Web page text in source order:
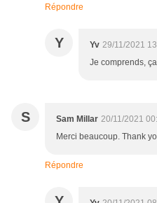
Répondre
Y Yv 29/11/2021
Je comprends,
S Sam Millar 20/11/2021
Merci beaucoup. Thank
Répondre